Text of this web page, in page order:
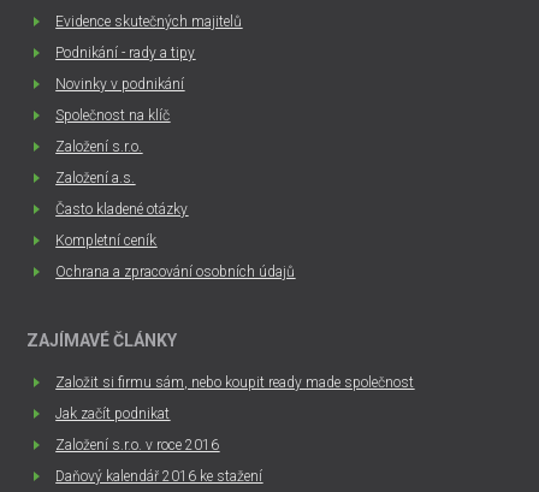
Evidence skutečných majitelů
Podnikání - rady a tipy
Novinky v podnikání
Společnost na klíč
Založení s.r.o.
Založení a.s.
Často kladené otázky
Kompletní ceník
Ochrana a zpracování osobních údajů
ZAJÍMAVÉ ČLÁNKY
Založit si firmu sám, nebo koupit ready made společnost
Jak začít podnikat
Založení s.r.o. v roce 2016
Daňový kalendář 2016 ke stažení